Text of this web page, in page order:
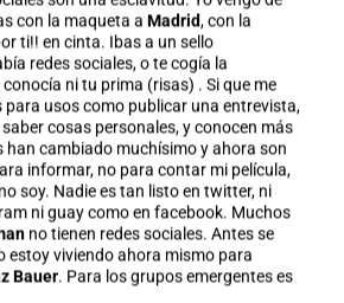
con la maqueta a Madrid, con la
ti!! en cinta. Ibas a un sello
redes sociales, o te cogía la
ni tu prima (risas) . Si que me
para usos como publicar una entrevista,
cosas personales, y conocen más
han cambiado muchísimo y ahora son
informar, no para contar mi película,
soy. Nadie es tan listo en twitter, ni
ni guay como en facebook. Muchos
no tienen redes sociales. Antes se
estoy viviendo ahora mismo para
Bauer. Para los grupos emergentes es